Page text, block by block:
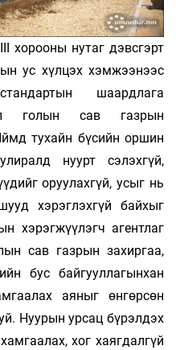
хорооны нутаг дэвсгэрт
ус хүлцэх хэмжээнээс
шаардлага
голын сав газрын
тухайн бүсийн оршин
нуурт сэлэхгүй,
оруулахгүй, усыг нь
хэрэглэхгүй байхыг
хэрэгжүүлэгч агентлаг
сав газрын захиргаа,
бус байгууллагынхан
аяныг өнгөрсөн
Нуурын урсац бүрэлдэх
хог хаягдалгүй